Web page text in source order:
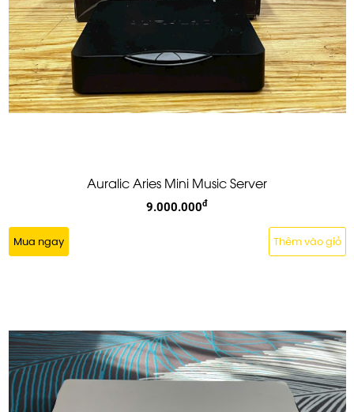
Auralic Aries Mini Music Server
9.000.000đ
Mua ngay Thêm vào giỏ